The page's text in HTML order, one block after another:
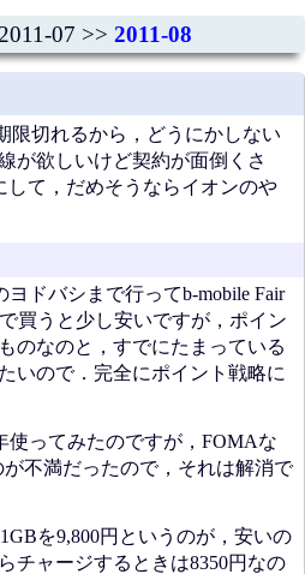
07 >> 2011-08
限切れるから，どうにかしない
が欲しいけど契約が面倒くさ
して，だめそうならイオンのや
ドバシまで行ってb-mobile Fair
買うと少し安いですが，ポイン
のなのと，すでにたまっている
いので．完全にポイント戦略に
使ってみたのですが，FOMAな
が不満だったので，それは解消で
を9,800円というのが，安いの
チャージするときは8350円なの